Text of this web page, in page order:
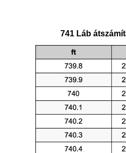
741 Láb